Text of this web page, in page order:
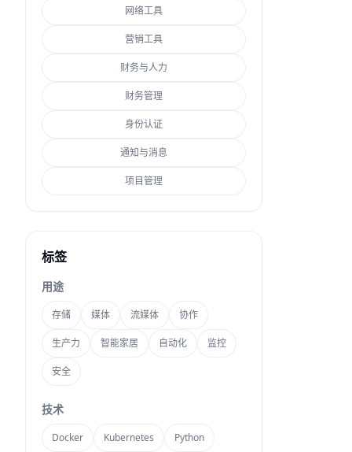
网络工具
营销工具
财务与人力
财务管理
身份认证
通知与消息
项目管理
标签
用途
存储 媒体 流媒体 协作
生产力 智能家居 自动化 监控
安全
技术
Docker Kubernetes Python